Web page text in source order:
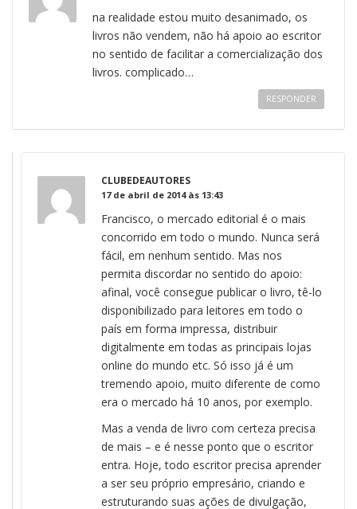
na realidade estou muito desanimado, os
livros não vendem, não há apoio ao escritor
no sentido de facilitar a comercialização dos
livros. complicado…
RESPONDER
CLUBEDEAUTORES
17 de abril de 2014 às 13:43
Francisco, o mercado editorial é o mais
concorrido em todo o mundo. Nunca será
fácil, em nenhum sentido. Mas nos
permita discordar no sentido do apoio:
afinal, você consegue publicar o livro, tê-lo
disponibilizado para leitores em todo o
país em forma impressa, distribuir
digitalmente em todas as principais lojas
online do mundo etc. Só isso já é um
tremendo apoio, muito diferente de como
era o mercado há 10 anos, por exemplo.
Mas a venda de livro com certeza precisa
de mais – e é nesse ponto que o escritor
entra. Hoje, todo escritor precisa aprender
a ser seu próprio empresário, criando e
estruturando suas ações de divulgação,